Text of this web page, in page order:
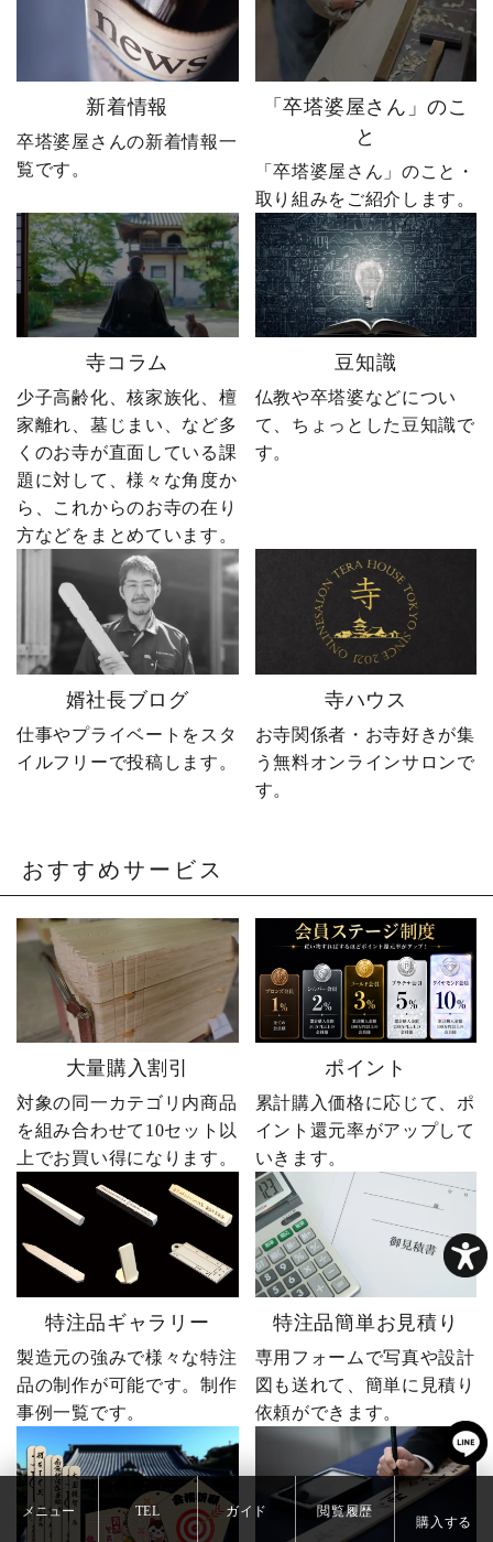
新着情報
卒塔婆屋さんの新着情報一
覧です。
「卒塔婆屋さん」のこ
と
「卒塔婆屋さん」のこと・
取り組みをご紹介します。
寺コラム
少子高齢化、核家族化、檀
家離れ、墓じまい、など多
くのお寺が直面している課
題に対して、様々な角度か
ら、これからのお寺の在り
方などをまとめています。
豆知識
仏教や卒塔婆などについ
て、ちょっとした豆知識で
す。
婿社長ブログ
仕事やプライベートをスタ
イルフリーで投稿します。
寺ハウス
お寺関係者・お寺好きが集
う無料オンラインサロンで
す。
おすすめサービス
大量購入割引
対象の同一カテゴリ内商品
を組み合わせて10セット以
上でお買い得になります。
ポイント
累計購入価格に応じて、ポ
イント還元率がアップして
いきます。
特注品ギャラリー
製造元の強みで様々な特注
品の制作が可能です。制作
事例一覧です。
特注品簡単お見積り
専用フォームで写真や設計
図も送れて、簡単に見積り
依頼ができます。
メニュー TEL ガイド 閲覧履歴
購入する